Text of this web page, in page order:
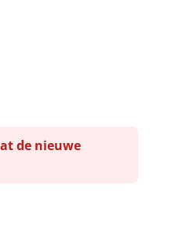
de nieuwe